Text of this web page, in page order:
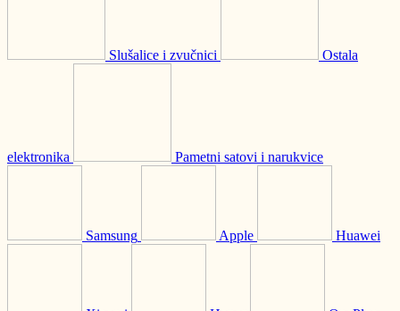
Slušalice i zvučnici Ostala
elektronika Pametni satovi i narukvice
Samsung Apple Huawei